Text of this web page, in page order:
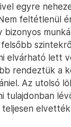
egyre
feltétlenül
bizonyos
elvárható lett
rendeztük a
Az utolsó
tulajdonban